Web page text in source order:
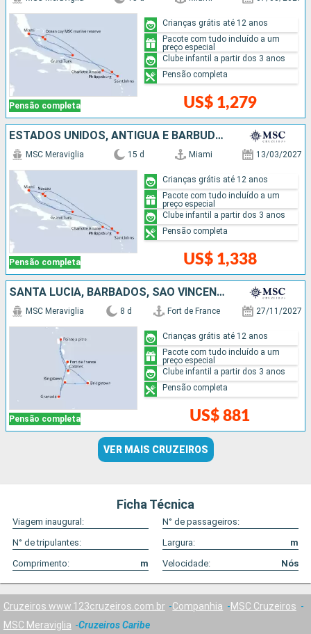
Pensão completa US$ 1,279
Crianças grátis até 12 anos
Pacote com tudo incluído a um
preço especial
Clube infantil a partir dos 3 anos
Pensão completa
ESTADOS UNIDOS, ANTIGUA E BARBUDA, BAHAMAS
Pensão completa
MSC Meraviglia 15 d Miami 13/03/2027
US$ 1,338
Crianças grátis até 12 anos
Pacote com tudo incluído a um
preço especial
Clube infantil a partir dos 3 anos
Pensão completa
SANTA LUCIA, BARBADOS, SÃO VINCENTE E GRANADINAS, GRENADA
Pensão completa
MSC Meraviglia 8 d Fort de France 27/11/2027
US$ 881
Crianças grátis até 12 anos
Pacote com tudo incluído a um
preço especial
Clube infantil a partir dos 3 anos
Pensão completa
VER MAIS CRUZEIROS
Ficha Técnica
Viagem inaugural:
N° de passageiros:
N° de tripulantes:
Largura:
m
Comprimento:
m Velocidade: Nós
Cruzeiros www.123cruzeiros.com.br Companhia
MSC Cruzeiros
MSC Meraviglia
Cruzeiros Caribe